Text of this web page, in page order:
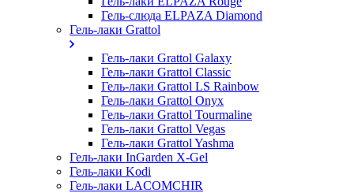
Гель-слюда ELPAZA Diamond
Гель-лаки Grattol
Гель-лаки Grattol Galaxy
Гель-лаки Grattol Classic
Гель-лаки Grattol LS Rainbow
Гель-лаки Grattol Onyx
Гель-лаки Grattol Tourmaline
Гель-лаки Grattol Vegas
Гель-лаки Grattol Yashma
Гель-лаки InGarden X-Gel
Гель-лаки Kodi
Гель-лаки LACOMCHIR